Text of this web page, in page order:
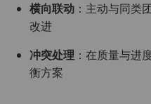
横向联动 ：主动与同类
改进
冲突处理 ：在质量与进
衡方案